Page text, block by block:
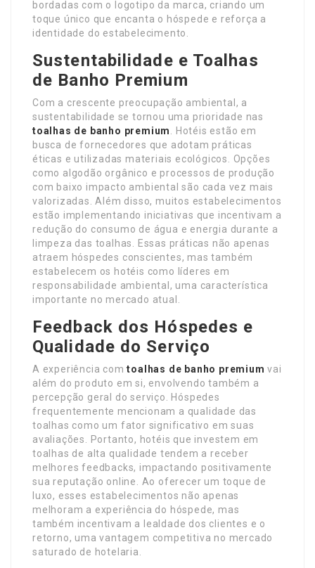
bordadas com o logotipo da marca, criando um
toque único que encanta o hóspede e reforça a
identidade do estabelecimento.
Sustentabilidade e Toalhas
de Banho Premium
Com a crescente preocupação ambiental, a
sustentabilidade se tornou uma prioridade nas
toalhas de banho premium
. Hotéis estão em
busca de fornecedores que adotam práticas
éticas e utilizadas materiais ecológicos. Opções
como algodão orgânico e processos de produção
com baixo impacto ambiental são cada vez mais
valorizadas. Além disso, muitos estabelecimentos
estão implementando iniciativas que incentivam a
redução do consumo de água e energia durante a
limpeza das toalhas. Essas práticas não apenas
atraem hóspedes conscientes, mas também
estabelecem os hotéis como líderes em
responsabilidade ambiental, uma característica
importante no mercado atual.
Feedback dos Hóspedes e
Qualidade do Serviço
A experiência comtoalhas de banho premium vai
além do produto em si, envolvendo também a
percepção geral do serviço. Hóspedes
frequentemente mencionam a qualidade das
toalhas como um fator significativo em suas
avaliações. Portanto, hotéis que investem em
toalhas de alta qualidade tendem a receber
melhores feedbacks, impactando positivamente
sua reputação online. Ao oferecer um toque de
luxo, esses estabelecimentos não apenas
melhoram a experiência do hóspede, mas
também incentivam a lealdade dos clientes e o
retorno, uma vantagem competitiva no mercado
saturado de hotelaria.